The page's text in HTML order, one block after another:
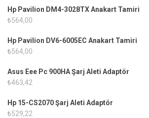
Hp Pavilion DM4-3028TX Anakart Tamiri
₺564,00
Hp Pavilion DV6-6005EC Anakart Tamiri
₺564,00
Asus Eee Pc 900HA Şarj Aleti Adaptör
₺463,42
Hp 15-CS2070 Şarj Aleti Adaptör
₺529,22